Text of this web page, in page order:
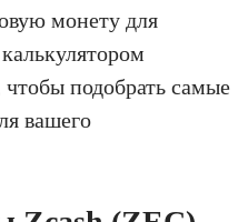
монету для
чтобы подобрать самые
вашего